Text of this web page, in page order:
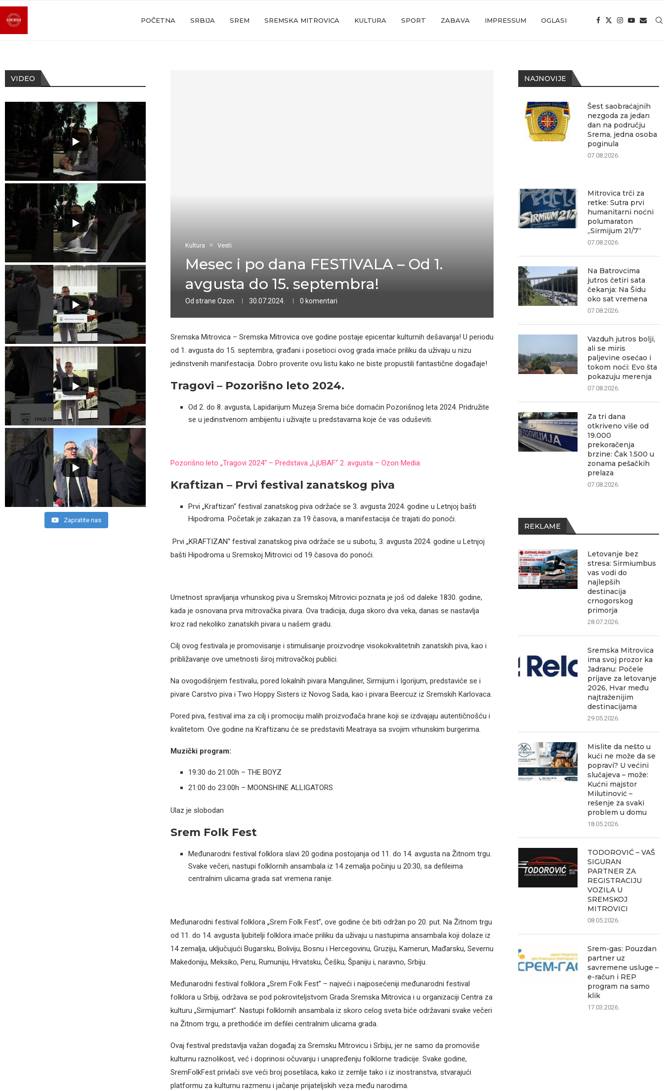
POČETNA SRBIJA SREM SREMSKA MITROVICA KULTURA SPORT ZABAVA IMPRESSUM OGLASI
Kultura Vesti
Mesec i po dana FESTIVALA – Od 1.
avgusta do 15. septembra!
Od strane Ozon 30.07.2024. 0 komentari
Sremska Mitrovica – Sremska Mitrovica ove godine postaje epicentar kulturnih dešavanja! U periodu
od 1. avgusta do 15. septembra, građani i posetioci ovog grada imaće priliku da uživaju u nizu
jedinstvenih manifestacija. Dobro proverite ovu listu kako ne biste propustili fantastične događaje!
Tragovi – Pozorišno leto 2024.
Od 2. do 8. avgusta, Lapidarijum Muzeja Srema biće domaćin Pozorišnog leta 2024. Pridružite
se u jedinstvenom ambijentu i uživajte u predstavama koje će vas oduševiti.
Pozorišno leto „Tragovi 2024“ – Predstava „LjUBAF“ 2. avgusta – Ozon Media
Kraftizan – Prvi festival zanatskog piva
Prvi „Kraftizan“ festival zanatskog piva održaće se 3. avgusta 2024. godine u Letnjoj bašti
Hipodroma. Početak je zakazan za 19 časova, a manifestacija će trajati do ponoći.
Prvi „KRAFTIZAN“ festival zanatskog piva održaće se u subotu, 3. avgusta 2024. godine u Letnjoj
bašti Hipodroma u Sremskoj Mitrovici od 19 časova do ponoći.
Umetnost spravljanja vrhunskog piva u Sremskoj Mitrovici poznata je još od daleke 1830. godine,
kada je osnovana prva mitrovačka pivara. Ova tradicija, duga skoro dva veka, danas se nastavlja
kroz rad nekoliko zanatskih pivara u našem gradu.
Cilj ovog festivala je promovisanje i stimulisanje proizvodnje visokokvalitetnih zanatskih piva, kao i
približavanje ove umetnosti široj mitrovačkoj publici.
Na ovogodišnjem festivalu, pored lokalnih pivara Manguliner, Sirmijum i Igorijum, predstaviće se i
pivare Carstvo piva i Two Hoppy Sisters iz Novog Sada, kao i pivara Beercuz iz Sremskih Karlovaca.
Pored piva, festival ima za cilj i promociju malih proizvođača hrane koji se izdvajaju autentičnošću i
kvalitetom. Ove godine na Kraftizanu će se predstaviti Meatraya sa svojim vrhunskim burgerima.
Muzički program:
19:30 do 21:00h – THE BOYZ
21:00 do 23:00h – MOONSHINE ALLIGATORS
Ulaz je slobodan
Srem Folk Fest
Međunarodni festival folklora slavi 20 godina postojanja od 11. do 14. avgusta na Žitnom trgu.
Svake večeri, nastupi folklornih ansambala iz 14 zemalja počinju u 20:30, sa defileima
centralnim ulicama grada sat vremena ranije.
Međunarodni festival folklora „Srem Folk Fest”, ove godine će biti održan po 20. put. Na Žitnom trgu
od 11. do 14. avgusta ljubitelji folklora imaće priliku da uživaju u nastupima ansambala koji dolaze iz
14 zemalja, uključujući Bugarsku, Boliviju, Bosnu i Hercegovinu, Gruziju, Kamerun, Mađarsku, Severnu
Makedoniju, Meksiko, Peru, Rumuniju, Hrvatsku, Češku, Španiju i, naravno, Srbiju.
Međunarodni festival folklora „Srem Folk Fest” – najveći i najposećeniji međunarodni festival
folklora u Srbiji, održava se pod pokroviteljstvom Grada Sremska Mitrovica i u organizaciji Centra za
kulturu „Sirmijumart”. Nastupi folklornih ansambala iz skoro celog sveta biće održavani svake večeri
na Žitnom trgu, a prethodiće im defilei centralnim ulicama grada.
Ovaj festival predstavlja važan događaj za Sremsku Mitrovicu i Srbiju, jer ne samo da promoviše
kulturnu raznolikost, već i doprinosi očuvanju i unapređenju folklorne tradicije. Svake godine,
SremFolkFest privlači sve veći broj posetilaca, kako iz zemlje tako i iz inostranstva, stvarajući
platformu za kulturnu razmenu i jačanje prijateljskih veza među narodima.
NAJNOVIJE
Šest saobraćajnih
nezgoda za jedan
dan na području
Srema, jedna osoba
poginula
07.08.2026.
Mitrovica trči za
retke: Sutra prvi
humanitarni noćni
polumaraton
„Sirmijum 21/7“
07.08.2026.
Na Batrovcima
jutros četiri sata
čekanja: Na Šidu
oko sat vremena
07.08.2026.
Vazduh jutros bolji,
ali se miris
paljevine osećao i
tokom noći: Evo šta
pokazuju merenja
07.08.2026.
Za tri dana
otkriveno više od
19.000
prekoračenja
brzine: Čak 1.500 u
zonama pešačkih
prelaza
07.08.2026.
REKLAME
Letovanje bez
stresa: Sirmiumbus
vas vodi do
najlepših
destinacija
crnogorskog
primorja
28.07.2026.
Sremska Mitrovica
ima svoj prozor ka
Jadranu: Počele
prijave za letovanje
2026, Hvar među
najtraženijim
destinacijama
29.05.2026.
Mislite da nešto u
kući ne može da se
popravi? U većini
slučajeva – može:
Kućni majstor
Milutinović –
rešenje za svaki
problem u domu
18.05.2026.
TODOROVIĆ – VAŠ
SIGURAN
PARTNER ZA
REGISTRACIJU
VOZILA U
SREMSKOJ
MITROVICI
08.05.2026.
Srem-gas: Pouzdan
partner uz
savremene usluge –
e-račun i REP
program na samo
klik
17.03.2026.
VIDEO
Zapratite nas